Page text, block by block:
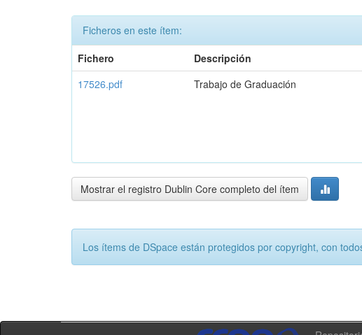
Ficheros en este ítem:
Fichero
Descripción
17526.pdf
Trabajo de Graduación
Mostrar el registro Dublin Core completo del ítem
Los ítems de DSpace están protegidos por copyright, con